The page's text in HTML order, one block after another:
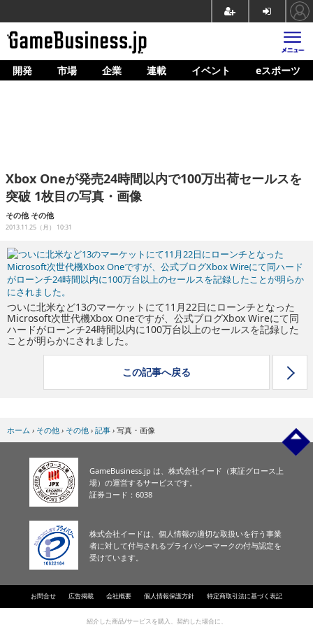
ホーム
企業動向
人材育成
連載
イベント/セミナー
eスポーツ
開発 市場 企業 連載 イベント eスポーツ
Xbox Oneが発売24時間以内で100万出荷セールスを
突破 1枚目の写真・画像
その他 その他
2013.11.25（月） 10:31
ついに北米など13のマーケットにて11月22日にローンチとなった
Microsoft次世代機Xbox Oneですが、公式ブログXbox Wireにて同
ハードがローンチ24時間以内に100万台以上のセールスを記録した
ことが明らかにされました。
この記事へ戻る
ホーム › その他 › その他 › 記事 › 写真・画像
GameBusiness.jp は、株式会社イード（東証グロース上
場）の運営するサービスです。
証券コード：6038
株式会社イードは、個人情報の適切な取扱いを行う事業
者に対して付与されるプライバシーマークの付与認定を
受けています。
お問合せ 広告掲載 会社概要 個人情報保護方針 特定商取引法に基づく表記
紹介した商品/サービスを購入、契約した場合に、